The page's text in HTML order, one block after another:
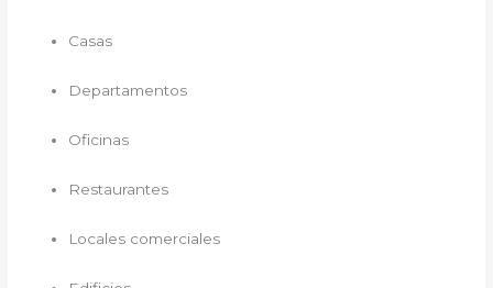
Casas
Departamentos
Oficinas
Restaurantes
Locales comerciales